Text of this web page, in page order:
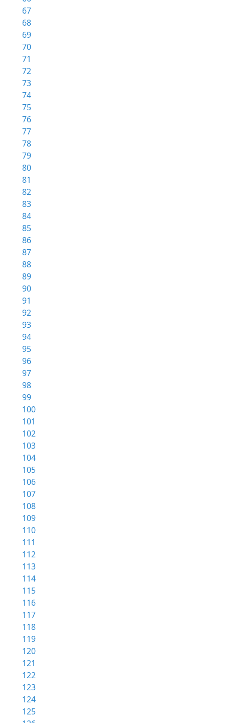
67
68
69
70
71
72
73
74
75
76
77
78
79
80
81
82
83
84
85
86
87
88
89
90
91
92
93
94
95
96
97
98
99
100
101
102
103
104
105
106
107
108
109
110
111
112
113
114
115
116
117
118
119
120
121
122
123
124
125